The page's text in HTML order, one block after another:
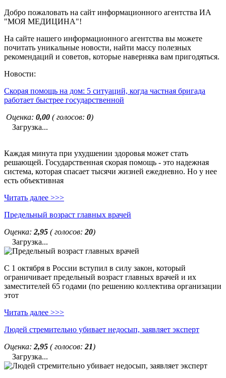
Добро пожаловать на сайт информационного агентства ИА
"МОЯ МЕДИЦИНА"!
На сайте нашего информационного агентства вы можете
почитать уникальные новости, найти массу полезных
рекомендаций и советов, которые наверняка вам пригодяться.
Новости:
Скорая помощь на дом: 5 ситуаций, когда частная бригада
работает быстрее государственной
Оценка: 0,00 ( голосов: 0)
Загрузка...
Каждая минута при ухудшении здоровья может стать
решающей. Государственная скорая помощь - это надежная
система, которая спасает тысячи жизней ежедневно. Но у нее
есть объективная
Читать далее >>>
Предельный возраст главных врачей
Оценка: 2,95 ( голосов: 20)
Загрузка...
С 1 октября в России вступил в силу закон, который
ограничивает предельный возраст главных врачей и их
заместителей 65 годами (по решению коллектива организации
этот
Читать далее >>>
Людей стремительно убивает недосып, заявляет эксперт
Оценка: 2,95 ( голосов: 21)
Загрузка...